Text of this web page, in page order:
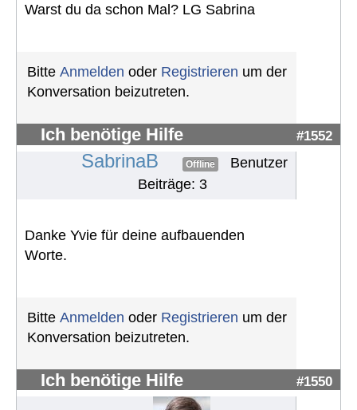
Warst du da schon Mal? LG Sabrina
Bitte Anmelden oder Registrieren um der
Konversation beizutreten.
Ich benötige Hilfe #1552
SabrinaB Offline
Benutzer
Beiträge: 3
Danke Yvie für deine aufbauenden
Worte.
Bitte Anmelden oder Registrieren um der
Konversation beizutreten.
Ich benötige Hilfe #1550